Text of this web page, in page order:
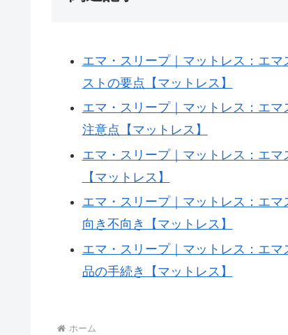
mini;
tokens=885;
when=2025-
13T01:23:06Z;
slug=ema-
suripu-
pricing-
mattress-
エマ・スリープ｜マットレス：エ
ストの要点【マットレス】
エマ・スリープ｜マットレス：エ
注意点【マットレス】
エマ・スリープ｜マットレス：エ
【マットレス】
エマ・スリープ｜マットレス：エ
向き不向き【マットレス】
エマ・スリープ｜マットレス：エ
品の手続き【マットレス】
ホーム